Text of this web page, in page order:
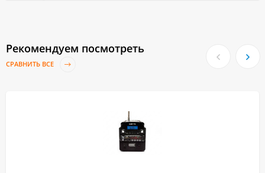
Рекомендуем посмотреть
СРАВНИТЬ ВСЕ